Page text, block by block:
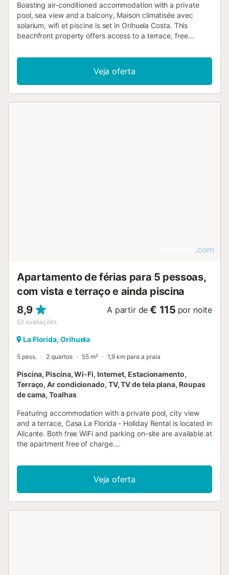
Boasting air-conditioned accommodation with a private
pool, sea view and a balcony, Maison climatisée avec
solarium, wifi et piscine is set in Orihuela Costa. This
beachfront property offers access to a terrace, free
Veja oferta
Apartamento de férias para 5 pessoas,
com vista e terraço e ainda piscina
8,9
52 avaliações
A partir de € 115 por noite
La Florida, Orihuela
5 pess. 2 quartos 55 m² 1,9 km para a praia
Piscina, Piscina, Wi-Fi, Internet, Estacionamento,
Terraço, Ar condicionado, TV, TV de tela plana, Roupas
de cama, Toalhas
Featuring accommodation with a private pool, city view
and a terrace, Casa La Florida - Holiday Rental is located in
Alicante. Both free WiFi and parking on-site are available at
the apartment free of charge....
Veja oferta